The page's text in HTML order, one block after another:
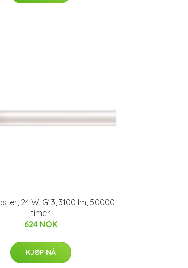
24 W, G13, 3100 lm, 50000
timer
624 NOK
KJØP NÅ